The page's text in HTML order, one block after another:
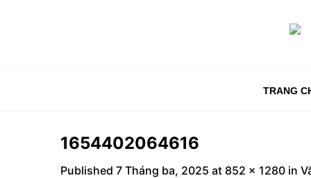
TRANG
1654402064616
Published 7 Tháng ba, 2025 at 852 × 1280 in